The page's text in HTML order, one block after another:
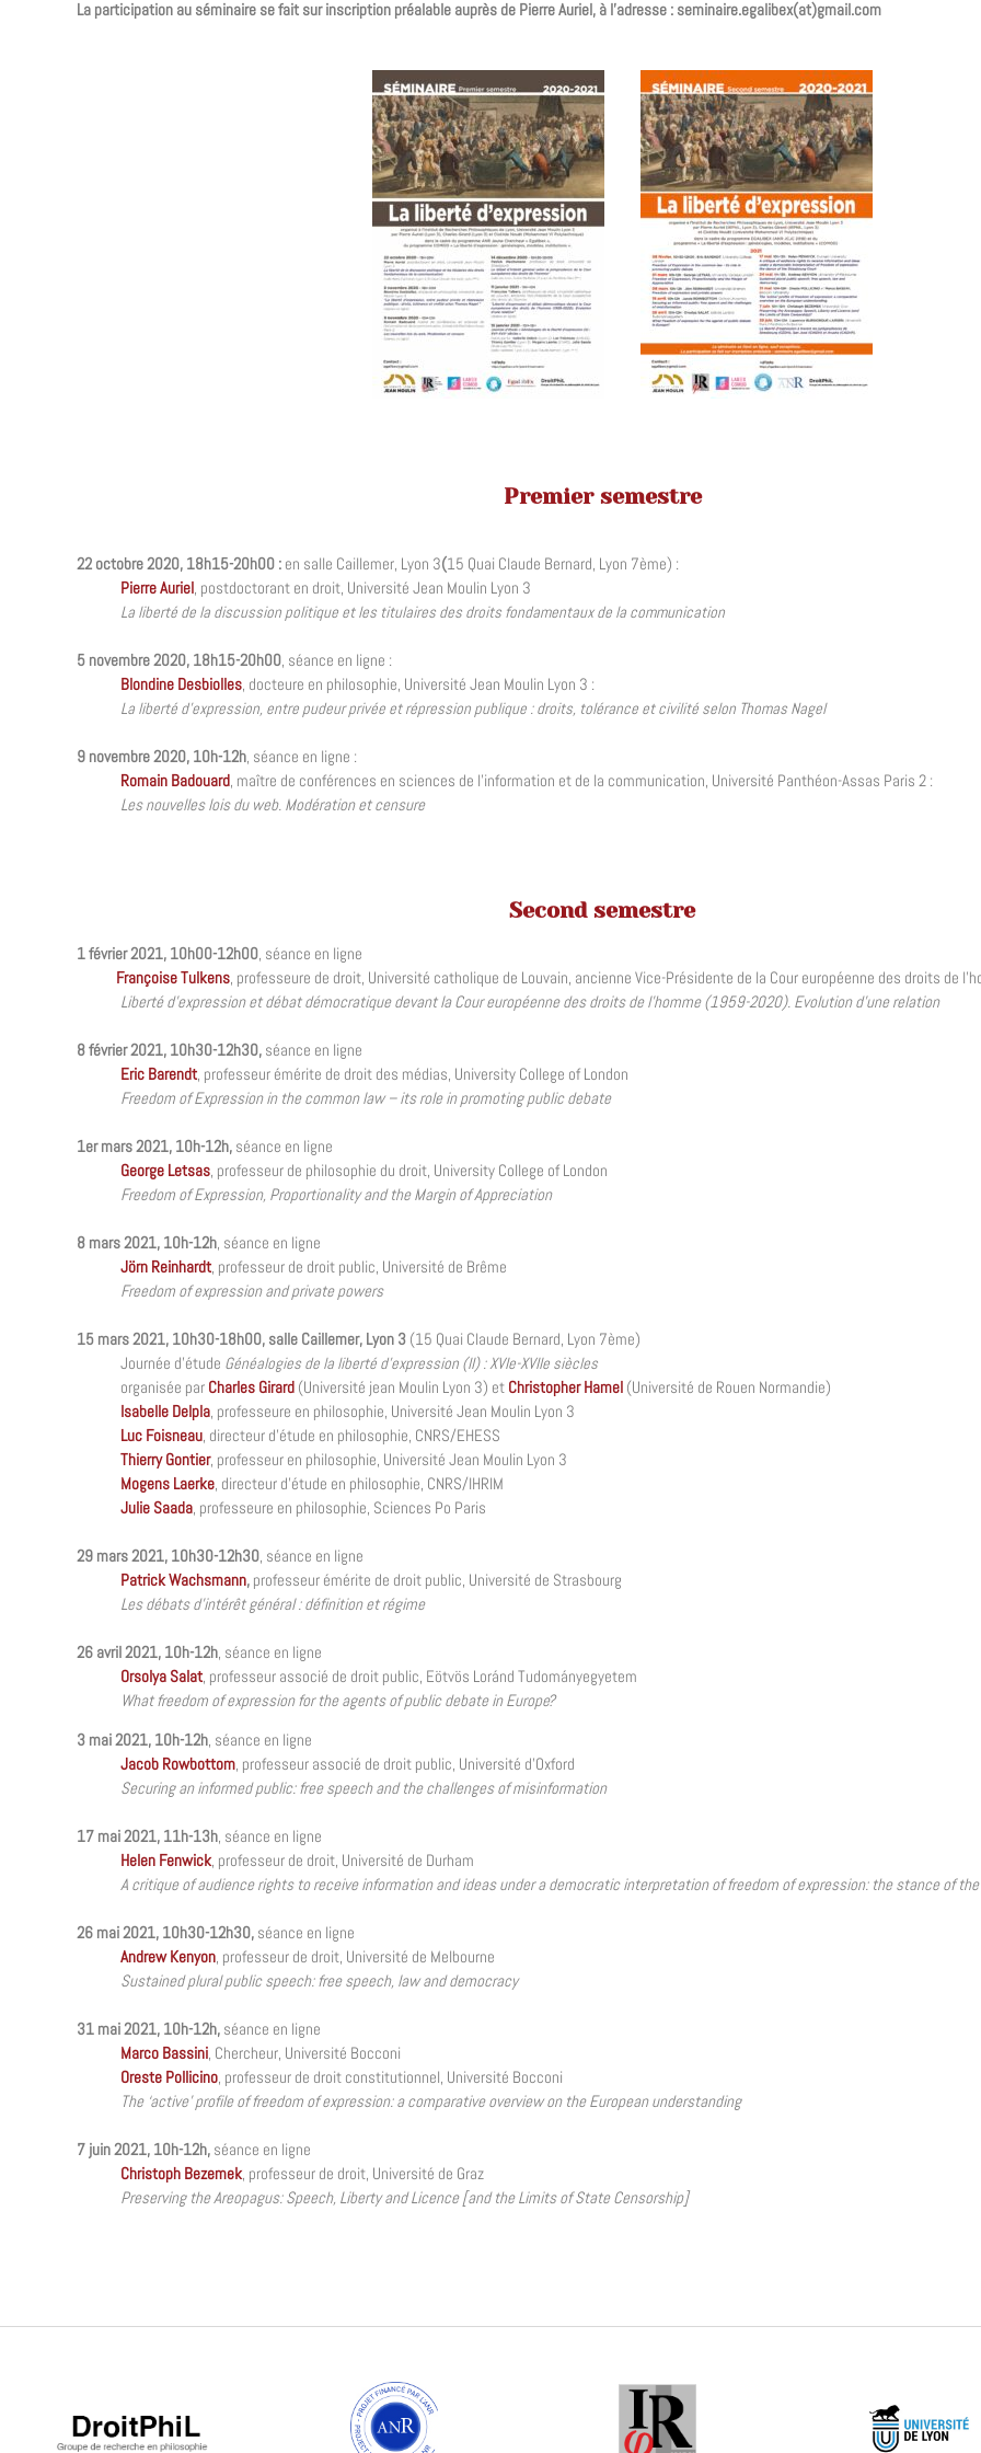
La participation au séminaire se fait sur inscription préalable auprès de Pierre Auriel, à l’adresse : seminaire.egalibex(at)gmail.com
Premier semestre
22 octobre 2020, 18h15-20h00 : en salle Caillemer, Lyon 3(15 Quai Claude Bernard, Lyon 7ème) :
Pierre Auriel, postdoctorant en droit, Université Jean Moulin Lyon 3
La liberté de la discussion politique et les titulaires des droits fondamentaux de la communication
5 novembre 2020, 18h15-20h00, séance en ligne :
Blondine Desbiolles, docteure en philosophie, Université Jean Moulin Lyon 3 :
La liberté d’expression, entre pudeur privée et répression publique : droits, tolérance et civilité selon Thomas Nagel
9 novembre 2020, 10h-12h , séance en ligne :
Romain Badouard , maître de conférences en sciences de l’information et de la communication, Université Panthéon-Assas Paris 2 :
Les nouvelles lois du web. Modération et censure
Second semestre
1 février 2021, 10h00-12h00, séance en ligne
Françoise Tulkens, professeure de droit, Université catholique de Louvain, ancienne Vice-Présidente de la Cour européenne des droits de
Liberté d’expression et débat démocratique devant la Cour européenne des droits de l’homme (1959-2020). Evolution d’une relation
8 février 2021, 10h30-12h30, séance en ligne
Eric Barendt , professeur émérite de droit des médias, University College of London
Freedom of Expression in the common law – its role in promoting public debate
1er mars 2021, 10h-12h, séance en ligne
George Letsas , professeur de philosophie du droit, University College of London
Freedom of Expression, Proportionality and the Margin of Appreciation
8 mars 2021, 10h-12h , séance en ligne
Jörn Reinhardt , professeur de droit public, Université de Brême
Freedom of expression and private powers
15 mars 2021, 10h30-18h00, salle Caillemer, Lyon 3 (15 Quai Claude Bernard, Lyon 7ème)
Journée d’étude Généalogies de la liberté d’expression (II) : XVIe-XVIIe siècles
organisée par Charles Girard (Université jean Moulin Lyon 3) et Christopher Hamel (Université de Rouen Normandie)
Isabelle Delpla, professeure en philosophie, Université Jean Moulin Lyon 3
Luc Foisneau, directeur d’étude en philosophie, CNRS/EHESS
Thierry Gontier, professeur en philosophie, Université Jean Moulin Lyon 3
Mogens Laerke, directeur d’étude en philosophie, CNRS/IHRIM
Julie Saada, professeure en philosophie, Sciences Po Paris
29 mars 2021, 10h30-12h30 , séance en ligne
Patrick Wachsmann, professeur émérite de droit public, Université de Strasbourg
Les débats d’intérêt général : définition et régime
26 avril 2021, 10h-12h , séance en ligne
Orsolya Salat professeur associé de droit public, Eötvös Loránd Tudományegyetem
What freedom of expression for the agents of public debate in Europe?
3 mai 2021, 10h-12h , séance en ligne
Jacob Rowbottom , professeur associé de droit public, Université d’Oxford
Securing an informed public: free speech and the challenges of misinformation
17 mai 2021, 11h-13h , séance en ligne
Helen Fenwick , professeur de droit, Université de Durham
A critique of audience rights to receive information and ideas under a democratic interpretation of freedom of expression: the stance of
26 mai 2021, 10h30-12h30, séance en ligne
Andrew Kenyon , professeur de droit, Université de Melbourne
Sustained plural public speech: free speech, law and democracy
31 mai 2021, 10h-12h, séance en ligne
Marco Bassini , Chercheur, Université Bocconi
Oreste Pollicino , professeur de droit constitutionnel, Université Bocconi
The ‘active’ profile of freedom of expression: a comparative overview on the European understanding
7 juin 2021, 10h-12h, séance en ligne
Christoph Bezemek , professeur de droit, Université de Graz
Preserving the Areopagus: Speech, Liberty and Licence [and the Limits of State Censorship]